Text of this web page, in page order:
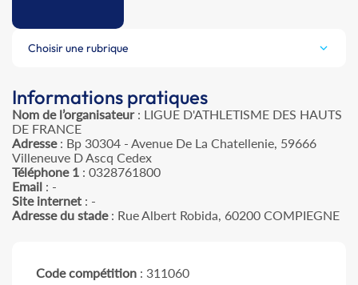
Choisir une rubrique
Informations pratiques
Nom de l’organisateur: LIGUE D'ATHLETISME DES HAUTS
DE FRANCE
Adresse: Bp 30304 - Avenue De La Chatellenie, 59666
Villeneuve D Ascq Cedex
Téléphone 1 : 0328761800
Email : -
Site internet : -
Adresse du stade: Rue Albert Robida, 60200 COMPIEGNE
Code compétition : 311060